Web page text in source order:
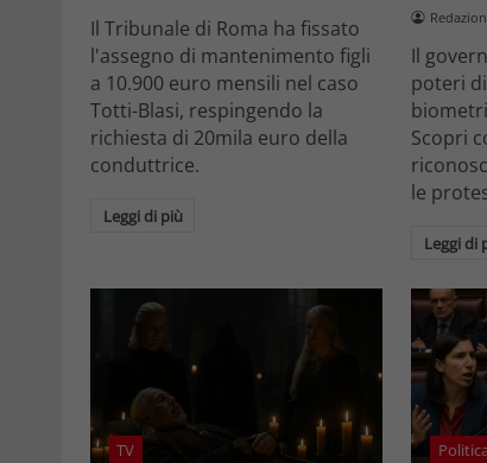
Il Tribunale di Roma ha fissato
l'assegno di mantenimento figli
a 10.900 euro mensili nel caso
Totti-Blasi, respingendo la
richiesta di 20mila euro della
conduttrice.
Leggi di più
Il
poteri
Scopri
le
Leggi di
TV Politica